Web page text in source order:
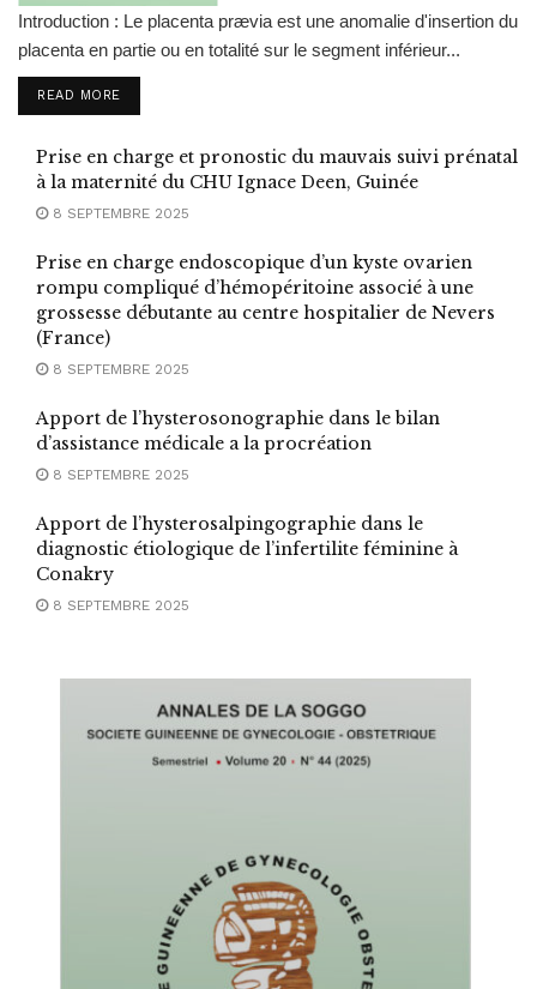
Introduction : Le placenta prævia est une anomalie d'insertion du
placenta en partie ou en totalité sur le segment inférieur...
READ MORE
Prise en charge et pronostic du mauvais suivi prénatal
à la maternité du CHU Ignace Deen, Guinée
8 SEPTEMBRE 2025
Prise en charge endoscopique d’un kyste ovarien
rompu compliqué d’hémopéritoine associé à une
grossesse débutante au centre hospitalier de Nevers
(France)
8 SEPTEMBRE 2025
Apport de l’hysterosonographie dans le bilan
d’assistance médicale a la procréation
8 SEPTEMBRE 2025
Apport de l’hysterosalpingographie dans le
diagnostic étiologique de l’infertilite féminine à
Conakry
8 SEPTEMBRE 2025